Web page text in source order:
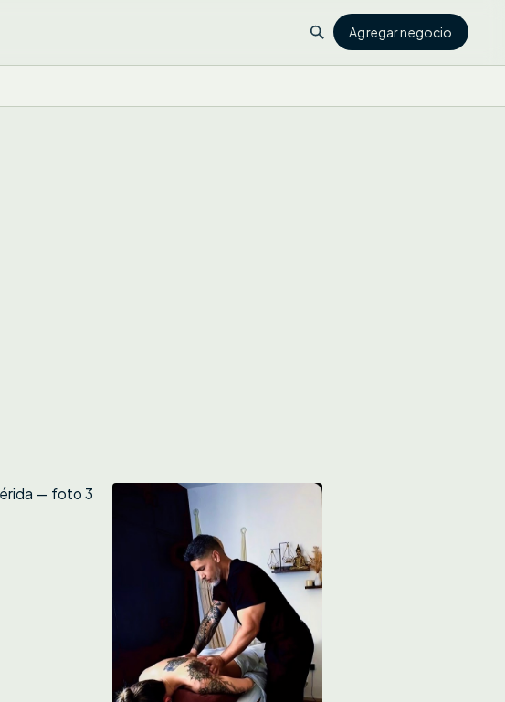
Agregar negocio